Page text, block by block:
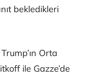
bekledikleri
Orta
ile Gazze’de